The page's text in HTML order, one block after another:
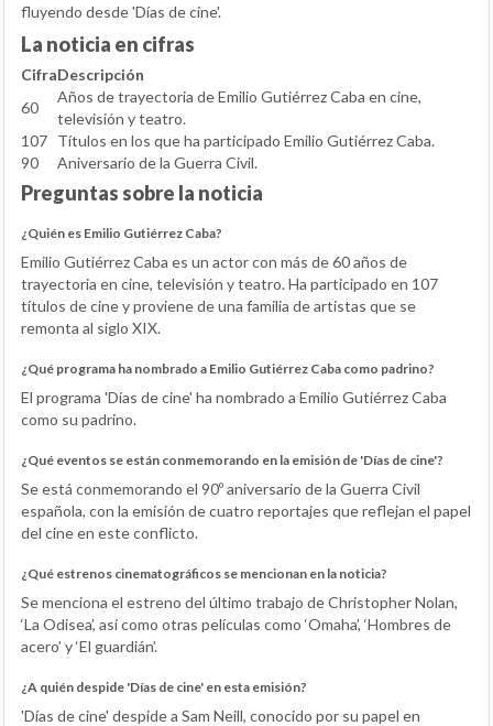
fluyendo desde 'Días de cine'.
La noticia en cifras
CifraDescripción
60
Años de trayectoria de Emilio Gutiérrez Caba en cine,
televisión y teatro.
107 Títulos en los que ha participado Emilio Gutiérrez Caba.
90
Aniversario de la Guerra Civil.
Preguntas sobre la noticia
¿Quién es Emilio Gutiérrez Caba?
Emilio Gutiérrez Caba es un actor con más de 60 años de
trayectoria en cine, televisión y teatro. Ha participado en 107
títulos de cine y proviene de una familia de artistas que se
remonta al siglo XIX.
¿Qué programa ha nombrado a Emilio Gutiérrez Caba como padrino?
El programa 'Días de cine' ha nombrado a Emilio Gutiérrez Caba
como su padrino.
¿Qué eventos se están conmemorando en la emisión de 'Días de cine'?
Se está conmemorando el 90º aniversario de la Guerra Civil
española, con la emisión de cuatro reportajes que reflejan el papel
del cine en este conflicto.
¿Qué estrenos cinematográficos se mencionan en la noticia?
Se menciona el estreno del último trabajo de Christopher Nolan,
‘La Odisea’, así como otras películas como ‘Omaha’, ‘Hombres de
acero’ y ‘El guardián’.
¿A quién despide 'Días de cine' en esta emisión?
'Días de cine' despide a Sam Neill, conocido por su papel en